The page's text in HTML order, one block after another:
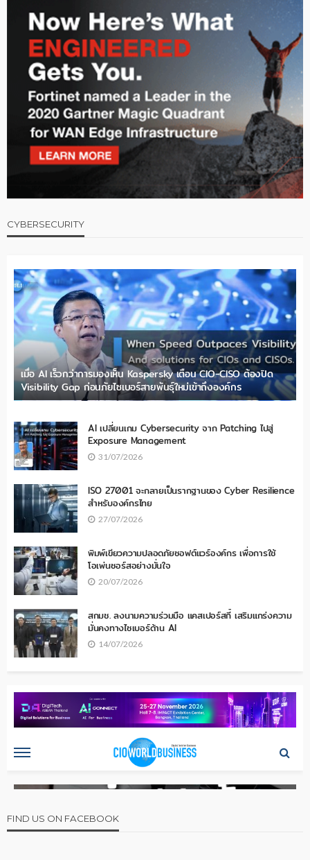
CYBERSECURITY
เมื่อ AI เร็วกว่าการมองเห็น Kaspersky เตือน CIO-CISO ต้องปิด
Visibility Gap ก่อนภัยไซเบอร์สายพันธุ์ใหม่เข้าถึงองค์กร
AI เปลี่ยนเกม Cybersecurity จาก Patching ไปสู่
Exposure Management
31/07/2026
ISO 27001 จะกลายเป็นรากฐานของ Cyber Resilience
สำหรับองค์กรไทย
27/07/2026
พิมพ์เขียวความปลอดภัยซอฟต์แวร์องค์กร เพื่อการใช้
โอเพ่นซอร์สอย่างมั่นใจ
20/07/2026
สกมช. ลงนามความร่วมมือ แคสเปอร์สกี้ เสริมแกร่งความ
มั่นคงทางไซเบอร์ด้าน AI
14/07/2026
FIND US ON FACEBOOK